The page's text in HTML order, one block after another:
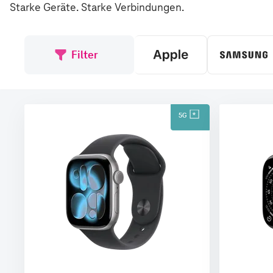
Starke Geräte. Starke Verbindungen.
Filter
5G